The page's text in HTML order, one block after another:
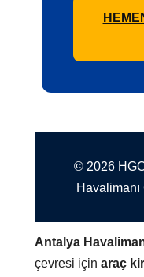
© 2026
Antalya
çevresi içinaraç